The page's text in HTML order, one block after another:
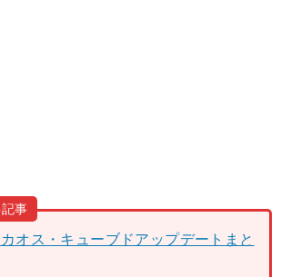
事
カオス・キューブドアップデートまと